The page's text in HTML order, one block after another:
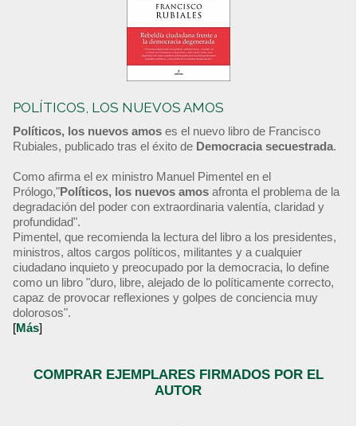
POLÍTICOS, LOS NUEVOS AMOS
Políticos, los nuevos amos es el nuevo libro de Francisco
Rubiales, publicado tras el éxito de Democracia secuestrada.
Como afirma el ex ministro Manuel Pimentel en el
Prólogo,"Políticos, los nuevos amos afronta el problema de la
degradación del poder con extraordinaria valentía, claridad y
profundidad".
Pimentel, que recomienda la lectura del libro a los presidentes,
ministros, altos cargos políticos, militantes y a cualquier
ciudadano inquieto y preocupado por la democracia, lo define
como un libro "duro, libre, alejado de lo políticamente correcto,
capaz de provocar reflexiones y golpes de conciencia muy
dolorosos".
[Más]
COMPRAR EJEMPLARES FIRMADOS POR EL
AUTOR